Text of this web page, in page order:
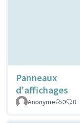
Panneaux
d'affichages
Anonyme
0 0